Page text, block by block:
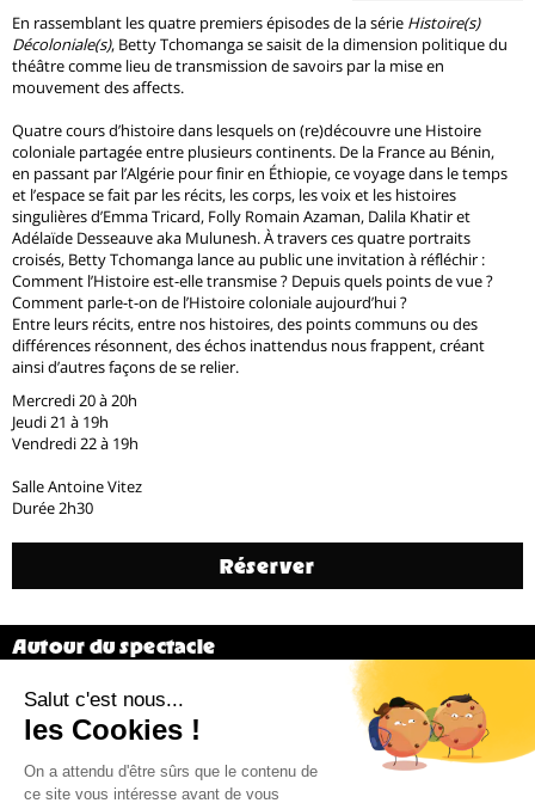
En rassemblant les quatre premiers épisodes de la série Histoire(s)
Décoloniale(s), Betty Tchomanga se saisit de la dimension politique du
théâtre comme lieu de transmission de savoirs par la mise en
mouvement des affects.
Quatre cours d’histoire dans lesquels on (re)découvre une Histoire
coloniale partagée entre plusieurs continents. De la France au Bénin,
en passant par l’Algérie pour finir en Éthiopie, ce voyage dans le temps
et l’espace se fait par les récits, les corps, les voix et les histoires
singulières d’Emma Tricard, Folly Romain Azaman, Dalila Khatir et
Adélaïde Desseauve aka Mulunesh. À travers ces quatre portraits
croisés, Betty Tchomanga lance au public une invitation à réfléchir :
Comment l’Histoire est-elle transmise ? Depuis quels points de vue ?
Comment parle-t-on de l’Histoire coloniale aujourd’hui ?
Entre leurs récits, entre nos histoires, des points communs ou des
différences résonnent, des échos inattendus nous frappent, créant
ainsi d’autres façons de se relier.
Mercredi 20 à 20h
Jeudi 21 à 19h
Vendredi 22 à 19h
Salle Antoine Vitez
Durée 2h30
Réserver
Autour du spectacle
Générique
Précédent Suivant
Billetterie 02 38 81 01 00 (du mardi au vendredi de 14h à 18h)
Administration 02 38 62 15 55 –cdn@cdn-orleans.com